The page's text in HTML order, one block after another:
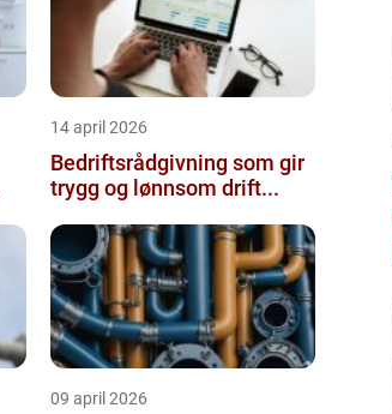
14 april 2026
Bedriftsrådgivning som gir
trygg og lønnsom drift...
09 april 2026